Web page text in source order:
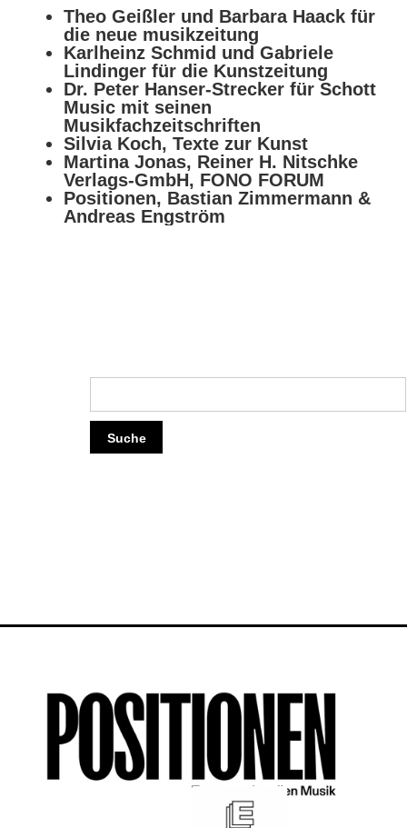
Theo Geißler und Barbara Haack für
die neue musikzeitung
Karlheinz Schmid und Gabriele
Lindinger für die Kunstzeitung
Dr. Peter Hanser-Strecker für Schott
Music mit seinen
Musikfachzeitschriften
Silvia Koch, Texte zur Kunst
Martina Jonas, Reiner H. Nitschke
Verlags-GmbH, FONO FORUM
Positionen, Bastian Zimmermann &
Andreas Engström